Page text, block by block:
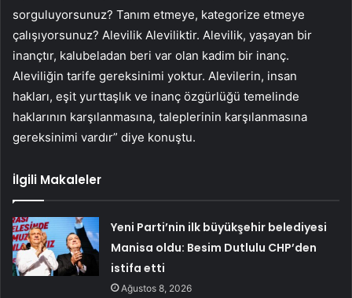
sorguluyorsunuz? Tanım etmeye, kategorize etmeye
çalışıyorsunuz? Alevilik Aleviliktir. Alevilik, yaşayan bir
inançtır, kalubeladan beri var olan kadim bir inanç.
Aleviliğin tarife gereksinimi yoktur. Alevilerin, insan
hakları, eşit yurttaşlık ve inanç özgürlüğü temelinde
haklarının karşılanmasına, taleplerinin karşılanmasına
gereksinimi vardır” diye konuştu.
İlgili Makaleler
Yeni Parti’nin ilk büyükşehir belediyesi
Manisa oldu: Besim Dutlulu CHP’den
istifa etti
Ağustos 8, 2026